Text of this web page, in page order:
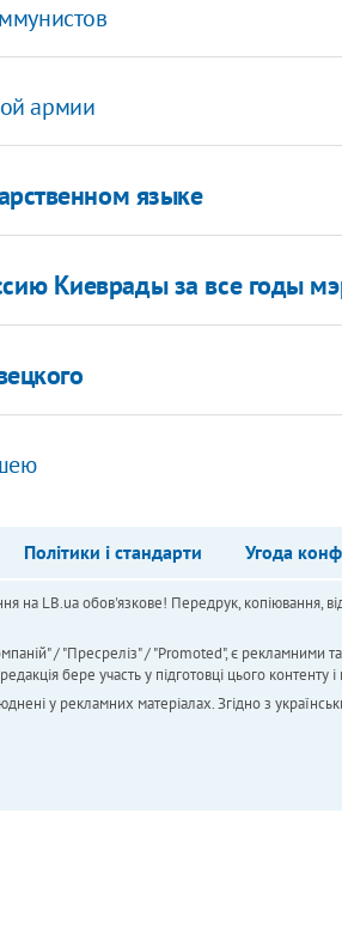
армии
языке
Киеврады за все годы
Політики і стандарти Угода
на LB.ua обов'язкове! Передрук, копіювання,
/ "Пресреліз" / "Promoted", є рекламними
бере участь у підготовці цього контенту і
у рекламних матеріалах. Згідно з